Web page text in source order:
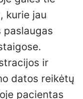
kurie jau
paslaugas
ir
datos reikėtų
pacientas